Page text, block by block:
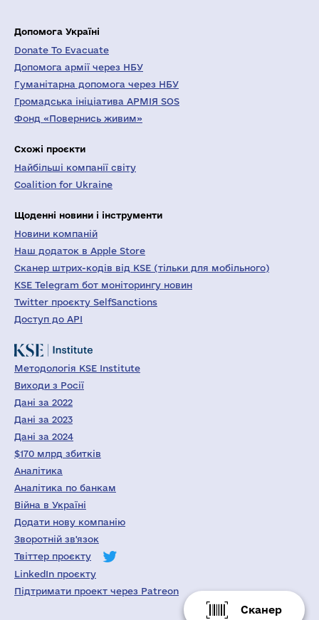
Сканер
Допомога Україні
Donate To Evacuate
Допомога армії через НБУ
Гуманітарна допомога через НБУ
Громадська ініціатива АРМІЯ SOS
Фонд «Повернись живим»
Схожі проєкти
Найбільші компанії світу
Coalition for Ukraine
Щоденні новини і інструменти
Новини компаній
Наш додаток в Apple Store
Сканер штрих-кодів від KSE (тільки для мобільного)
KSE Telegram бот моніторингу новин
Twitter проєкту SelfSanctions
Доступ до API
Методологія KSE Institute
Виходи з Росії
Дані за 2022
Дані за 2023
Дані за 2024
$170 млрд збитків
Аналітика
Аналітика по банкам
Війна в Україні
Додати нову компанію
Зворотній зв'язок
Твіттер проєкту
LinkedIn проєкту
Підтримати проект через Patreon